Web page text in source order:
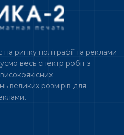
ринку поліграфії та реклами
весь спектр робіт з
великих розмірів для